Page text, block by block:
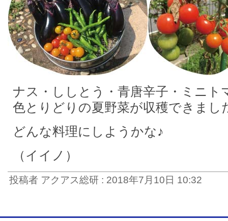
ナス・ししとう・青唐辛子・ミニト
色とりどりの夏野菜が収穫できまし
どんな料理にしようかな♪
（イイノ）
投稿者 アクアス総研 : 2018年7月10日 10:32